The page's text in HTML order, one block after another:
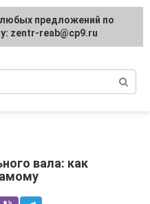
и
вала: как
предложений по
zentr-reab@cp9.ru